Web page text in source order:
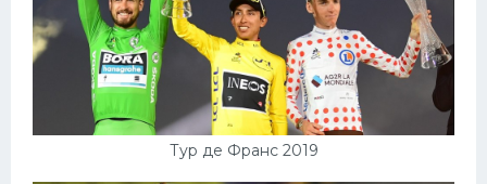
Тур де Франс 2019